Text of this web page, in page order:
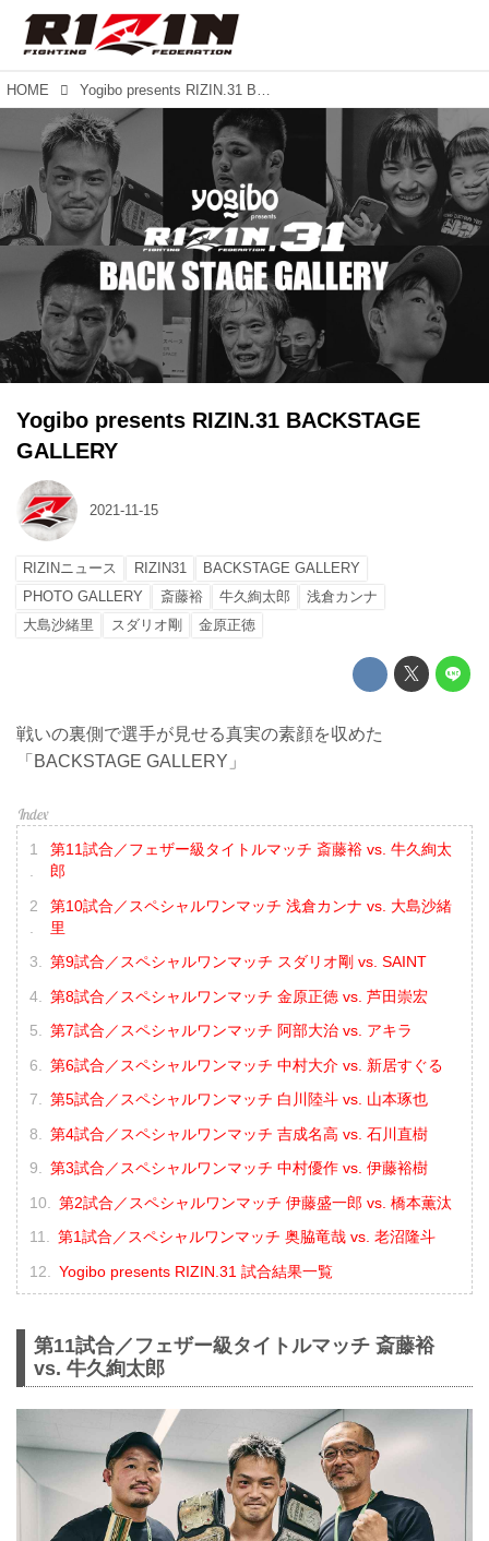
HOME Yogibo presents RIZIN.31 BACKSTAGE GALLERY
Yogibo presents RIZIN.31 BACKSTAGE
GALLERY
2021-11-15
RIZINニュース RIZIN31
BACKSTAGE GALLERY
PHOTO GALLERY
斎藤裕 牛久絢太郎
浅倉カンナ
大島沙緒里
スダリオ剛 金原正徳
戦いの裏側で選手が見せる真実の素顔を収めた
「BACKSTAGE GALLERY」
第11試合／フェザー級タイトルマッチ 斎藤裕 vs. 牛久絢太
郎
第10試合／スペシャルワンマッチ 浅倉カンナ vs. 大島沙緒
里
第9試合／スペシャルワンマッチ スダリオ剛 vs. SAINT
第8試合／スペシャルワンマッチ 金原正徳 vs. 芦田崇宏
第7試合／スペシャルワンマッチ 阿部大治 vs. アキラ
第6試合／スペシャルワンマッチ 中村大介 vs. 新居すぐる
第5試合／スペシャルワンマッチ 白川陸斗 vs. 山本琢也
第4試合／スペシャルワンマッチ 吉成名高 vs. 石川直樹
第3試合／スペシャルワンマッチ 中村優作 vs. 伊藤裕樹
第2試合／スペシャルワンマッチ 伊藤盛一郎 vs. 橋本薫汰
第1試合／スペシャルワンマッチ 奥脇竜哉 vs. 老沼隆斗
Yogibo presents RIZIN.31 試合結果一覧
第11試合／フェザー級タイトルマッチ 斎藤裕
vs. 牛久絢太郎